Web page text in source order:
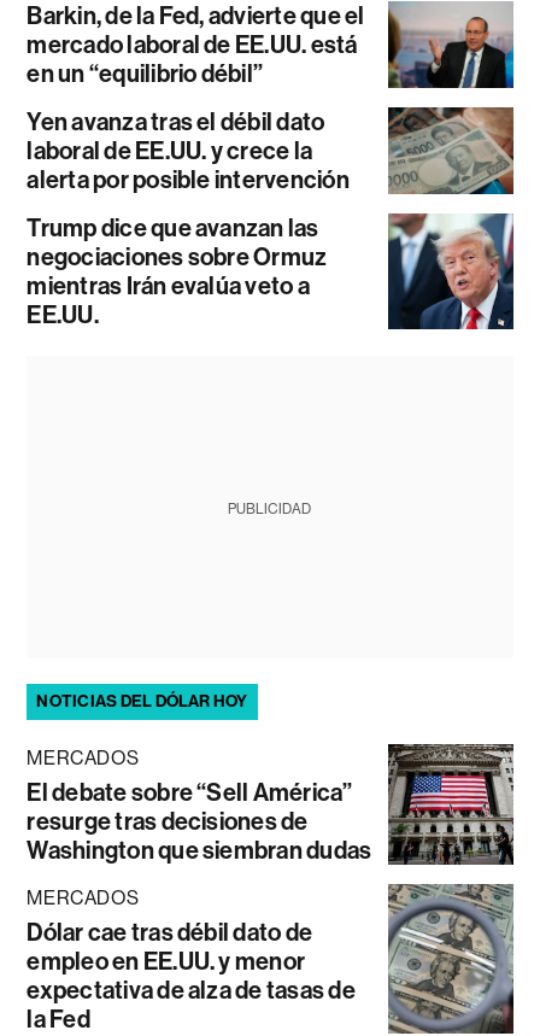
Barkin, de la Fed, advierte que el
mercado laboral de EE.UU. está
en un “equilibrio débil”
Yen avanza tras el débil dato
laboral de EE.UU. y crece la
alerta por posible intervención
Trump dice que avanzan las
negociaciones sobre Ormuz
mientras Irán evalúa veto a
EE.UU.
PUBLICIDAD
NOTICIAS DEL DÓLAR HOY
MERCADOS
El debate sobre “Sell América”
resurge tras decisiones de
Washington que siembran dudas
MERCADOS
Dólar cae tras débil dato de
empleo en EE.UU. y menor
expectativa de alza de tasas de
la Fed